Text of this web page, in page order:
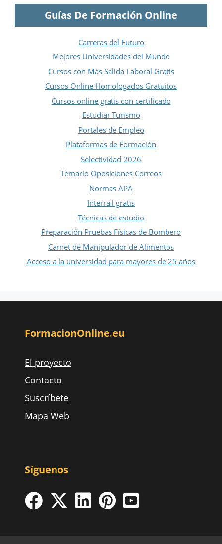
Guías De Formación Online
Carreras del Futuro
Mejores Universidades del Mundo
Cursos con Más Salida Laboral Gratis
Cursos Online Homologados Gratuitos
Cursos online gratis con certificado
Estudiar Turismo
Portales de Empleo
Plataformas de Formación
Selectividad 2026
Temario Oposiciones Correos
Normas APA
Interrail gratis
Técnicas de estudio
Preparación Pruebas Físicas de Bombero
Carnet de Manipulador de Alimentos
Acceso a la universidad para mayores de 25 años
FormacionOnline.eu
El proyecto
Contacto
Suscríbete
Mapa Web
Síguenos